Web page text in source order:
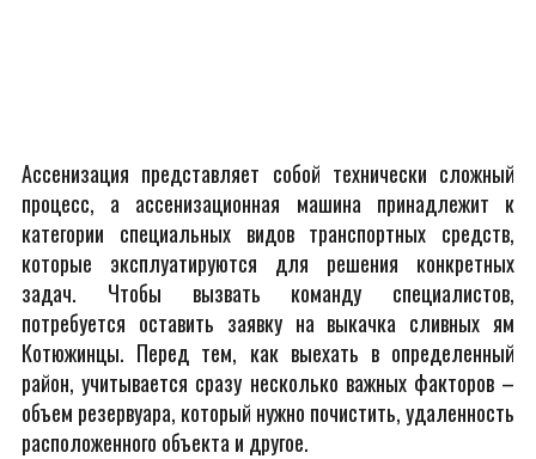
Ассенизация представляет собой технически сложный
процесс, а ассенизационная машина принадлежит к
категории специальных видов транспортных средств,
которые эксплуатируются для решения конкретных
задач. Чтобы вызвать команду специалистов,
потребуется оставить заявку на выкачка сливных ям
Котюжинцы. Перед тем, как выехать в определенный
район, учитывается сразу несколько важных факторов –
объем резервуара, который нужно почистить, удаленность
расположенного объекта и другое.